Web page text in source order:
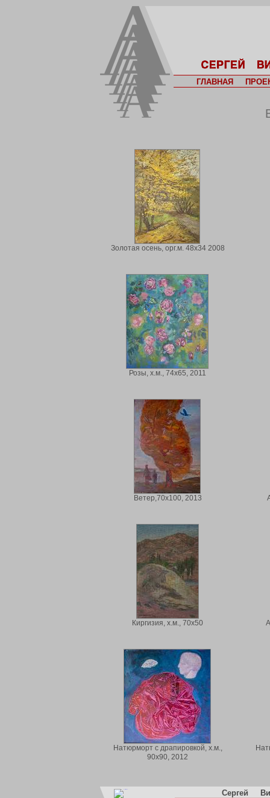
ГЛАВНАЯ
Золотая осень, орг.м. 48х34 2008
Розы, х.м., 74х65, 2011
Ветер,70х100, 2013
Киргизия, х.м., 70х50
Натюрморт с драпировкой, х.м.,
90х90, 2012
Сергей